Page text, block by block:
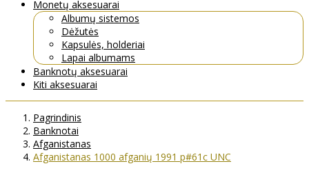
Monetų aksesuarai
Albumų sistemos
Dėžutės
Kapsulės, holderiai
Lapai albumams
Banknotų aksesuarai
Kiti aksesuarai
Pagrindinis
Banknotai
Afganistanas
Afganistanas 1000 afganių 1991 p#61c UNC